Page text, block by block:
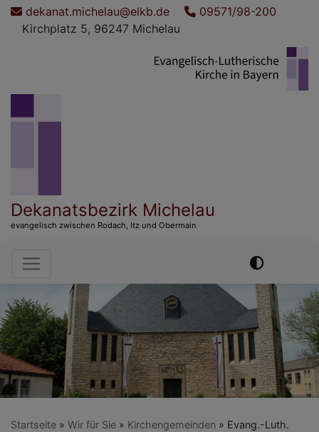
Direktdekanat.michelau@elkb.de
09571/98-200
Kirchplatz 5, 96247 Michelau
Dekanatsbezirk Michelau
evangelisch zwischen Rodach, Itz und Obermain
Hauptnavigation
Startseite Wir für Sie Kirchengemeinden
Evang.-Luth.